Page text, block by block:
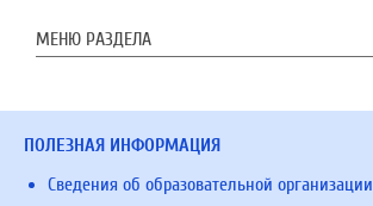
МЕНЮ РАЗДЕЛА
ПОЛЕЗНАЯ ИНФОРМАЦИЯ
Сведения об образовательной организации